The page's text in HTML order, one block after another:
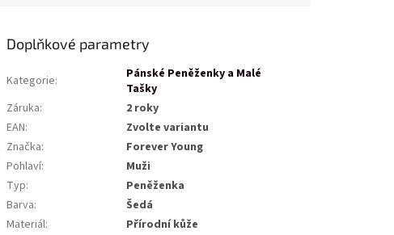
Doplňkové parametry
Kategorie:
Pánské Peněženky a Malé
Tašky
Záruka:
2 roky
EAN:
Zvolte variantu
Značka:
Forever Young
Pohlaví:
Muži
Typ:
Peněženka
Barva:
Šedá
Materiál:
Přírodní kůže